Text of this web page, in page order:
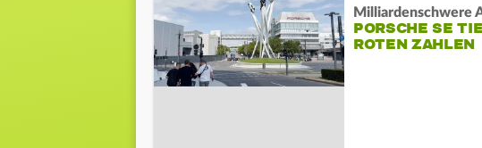
Milliardenschwere
PORSCHE SE
ROTEN ZAHLEN